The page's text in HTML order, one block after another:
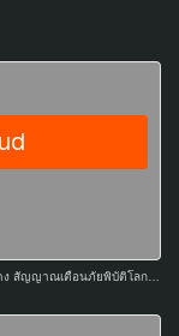
ยพิบัติโลก ไทยเตรียมรับ “แล้ง-ท่วม”